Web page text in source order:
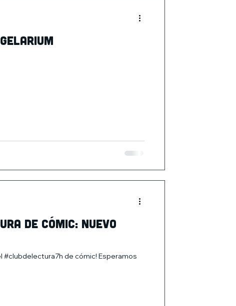
de cómic: nuevo
#clubdelectura7h de cómic! Esperamos